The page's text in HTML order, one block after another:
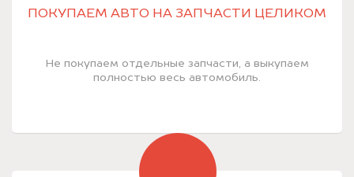
ПОКУПАЕМ АВТО НА ЗАПЧАСТИ ЦЕЛИКОМ
Не покупаем отдельные запчасти, а выкупаем
полностью весь автомобиль.